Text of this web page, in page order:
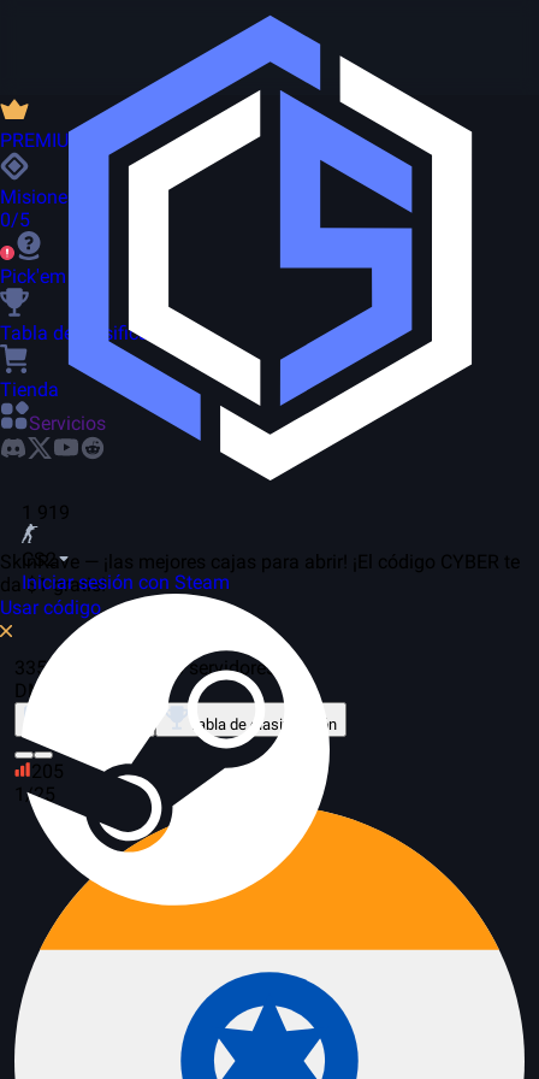
1 919
CS2
Iniciar sesión con Steam
PREMIUM
Misiones
0/5
Pick'em
Tabla de clasificación
Tienda
Servicios
SkinRave — ¡las mejores cajas para abrir! ¡El código CYBER te
da $1 gratis!
Usar código
335 en el juego, 128 servidores
DM
Tabla de clasificación
205
1/25